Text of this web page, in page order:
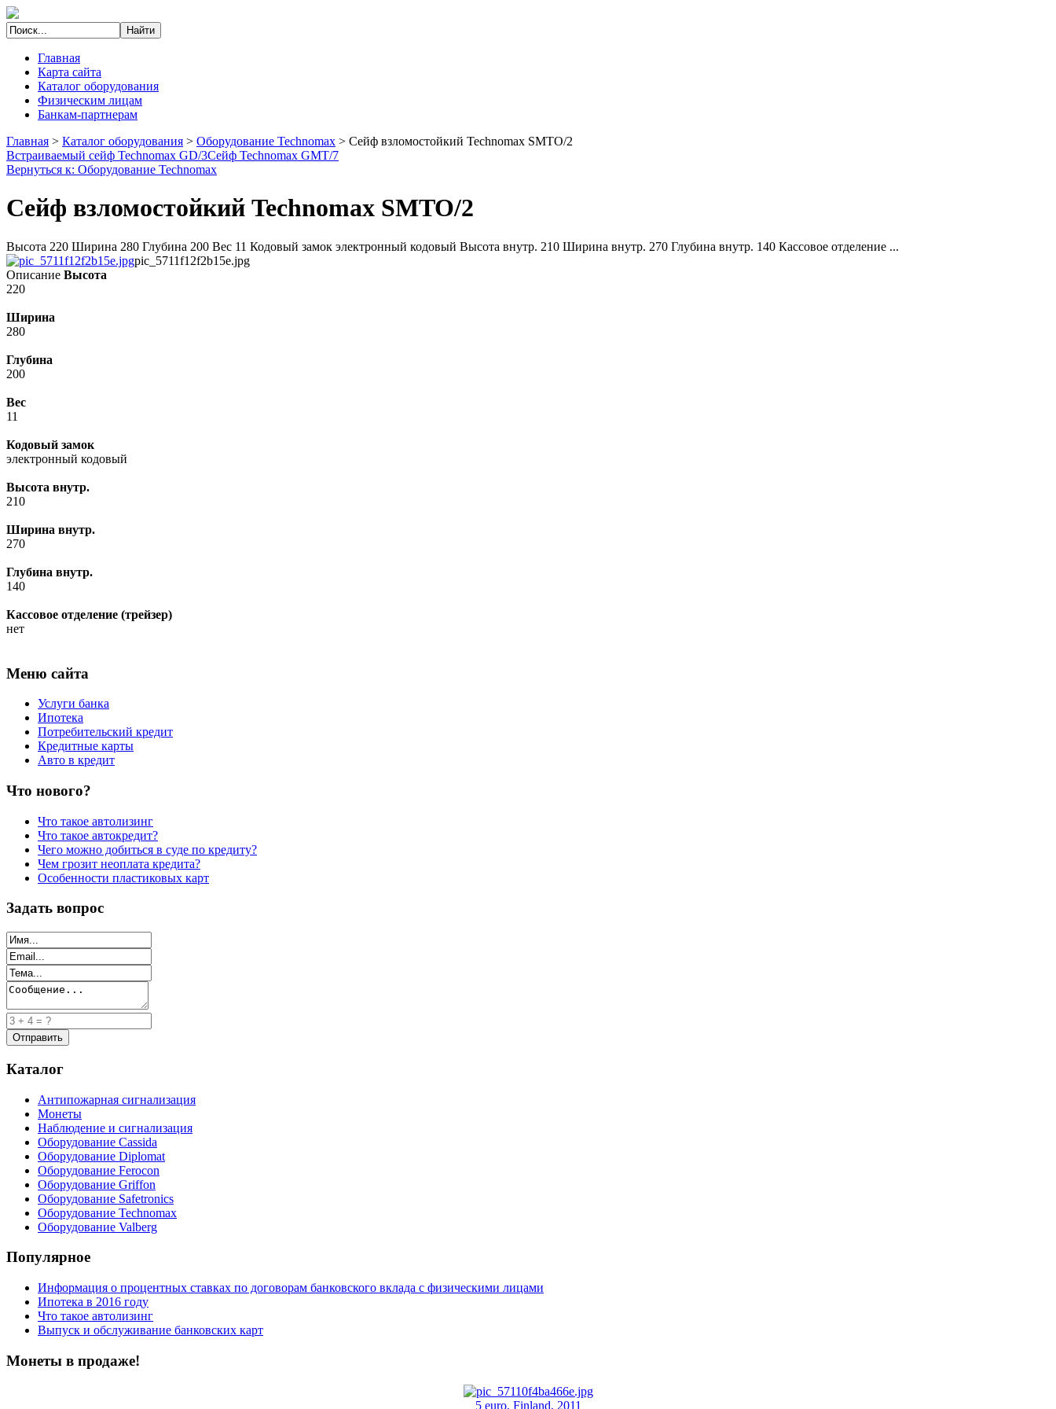
Главная
Карта сайта
Каталог оборудования
Физическим лицам
Банкам-партнерам
Главная > Каталог оборудования > Оборудование Technomax > Сейф взломостойкий Technomax SMTO/2
Встраиваемый сейф Technomax GD/3Сейф Technomax GMT/7
Вернуться к: Оборудование Technomax
Сейф взломостойкий Technomax SMTO/2
Высота 220 Ширина 280 Глубина 200 Вес 11 Кодовый замок электронный кодовый Высота внутр. 210 Ширина внутр. 270 Глубина внутр. 140 Кассовое отделение ...
pic_5711f12f2b15e.jpg
Описание Высота
220
Ширина
280
Глубина
200
Вес
11
Кодовый замок
электронный кодовый
Высота внутр.
210
Ширина внутр.
270
Глубина внутр.
140
Кассовое отделение (трейзер)
нет
Меню сайта
Услуги банка
Ипотека
Потребительский кредит
Кредитные карты
Авто в кредит
Что нового?
Что такое автолизинг
Что такое автокредит?
Чего можно добиться в суде по кредиту?
Чем грозит неоплата кредита?
Особенности пластиковых карт
Задать вопрос
Каталог
Антипожарная сигнализация
Монеты
Наблюдение и сигнализация
Оборудование Cassida
Оборудование Diplomat
Оборудование Ferocon
Оборудование Griffon
Оборудование Safetronics
Оборудование Technomax
Оборудование Valberg
Популярное
Информация о процентных ставках по договорам банковского вклада с физическими лицами
Ипотека в 2016 году
Что такое автолизинг
Выпуск и обслуживание банковских карт
Монеты в продаже!
5 euro, Finland, 2011